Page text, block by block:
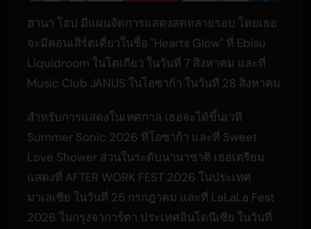
ฮานา โฮป มีแผนจัดการแสดงสดหลายรอบ โดยเธอ
จะมีคอนเสิร์ตเดี่ยวในชื่อ "Hearts Glow" ที่ Ebisu
Liquidroom ในโตเกียว ในวันที่ 7 สิงหาคม และที่
Music Club JANUS ในโอซาก้า ในวันที่ 28 สิงหาคม
สำหรับการแสดงในเทศกาล เธอจะได้ขึ้นเวที
Summer Sonic 2026 ที่โอซาก้า และที่ Sweet
Love Shower ส่วนในระดับนานาชาติ เธอเตรียม
แสดงที่ AFTER WORK FEST 2026 ในประเทศ
มาเลเซีย ในวันที่ 25 กรกฎาคม และที่ LaLaLa Fest
2026 ในกรุงจาการ์ตา ประเทศอินโดนีเซีย ในวันที่